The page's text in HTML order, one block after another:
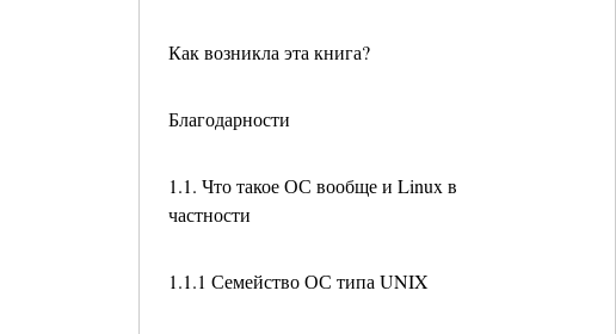
Как возникла эта книга?
Благодарности
1.1. Что такое ОС вообще и Linux в
частности
1.1.1 Семейство ОС типа UNIX